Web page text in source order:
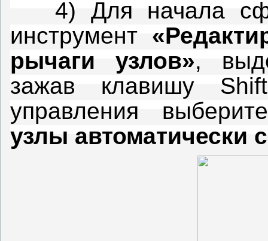
4) Для начала
инструмент
рычаги узлов»,
зажав клавишу
управления
узлы автоматически